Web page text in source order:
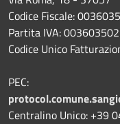
Codice Fiscale:
Partita IVA:
Codice Unico
PEC:
Centralino Unico: +39